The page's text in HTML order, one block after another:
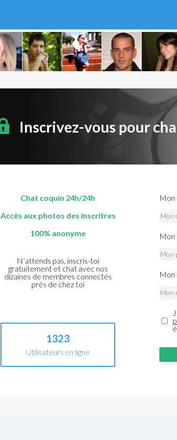
Inscrivez-vous pour
Chat coquin 24h/24h
Accès aux photos des inscritres
100% anonyme
N’attends pas, inscris-toi
gratuitement et chat avec nos
dizaines de membres connectés
près de chez toi
1323
Utilisateurs en ligne
Mon
Mon
Mon